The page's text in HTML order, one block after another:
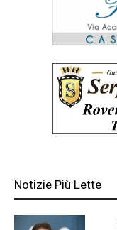
Notizie Più Lette